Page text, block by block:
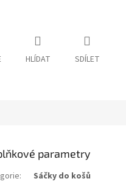
HLÍDAT SDÍLET
parametry
:
Sáčky do košů